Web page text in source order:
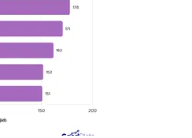
dikenal sebagai salah satu
dengan banyak perguruan
ribuan alumni.
aktivitas ekonomi yang
tingginya mobilitas pencari kerja.